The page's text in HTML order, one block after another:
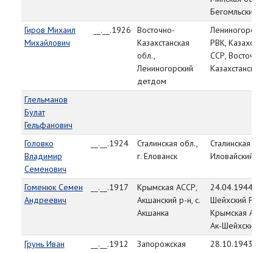
Бегомльский р-н
Гиров Михаил
Михайлович
__.__.1926
Восточно-
Казахстанская
обл.,
Лениногорский
детдом
Лениногорский
РВК, Казахская
ССР, Восточно-
Казахстанская
Глельманов
Булат
Гельфанович
Головко
Владимир
Семенович
__.__.1924
Сталинская обл.,
г. Елованск
Сталинская обл.,
Иловайский РВК
Гоменюк Семен
Андреевич
__.__.1917
Крымская АССР,
Акшанский р-н, с.
Акшанка
24.04.1944, Ак-
Шейхский РВК,
Крымская АССР,
Ак-Шейхский р-н
Грунь Иван
__.__.1912
Запорожская
28.10.1943,